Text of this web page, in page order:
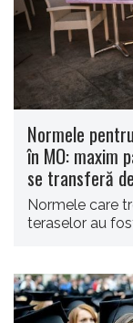
Normele
în MO: maxim
se transferă
Normele care
teraselor au